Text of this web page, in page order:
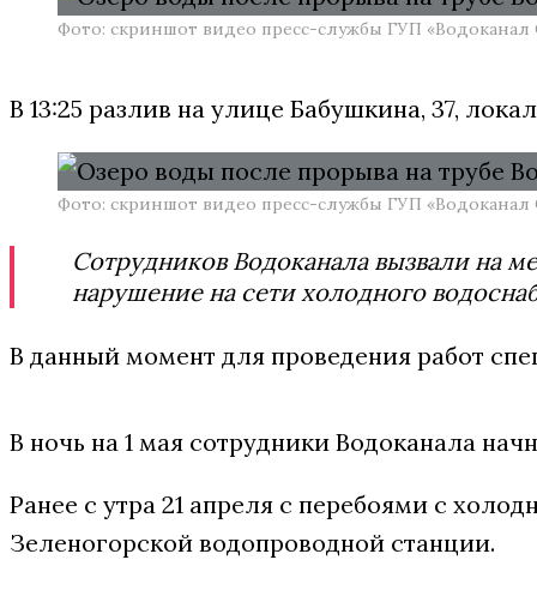
Фото: скриншот видео пресс-службы ГУП «Водоканал
В 13:25 разлив на улице Бабушкина, 37,
Фото: скриншот видео пресс-службы ГУП «Водоканал
Сотрудников Водоканала вызвали на
нарушение на сети холодного
В данный момент для проведения работ
В ночь на 1 мая сотрудники Водоканала
Ранее с утра 21 апреля с перебоями с
Зеленогорской водопроводной станции.